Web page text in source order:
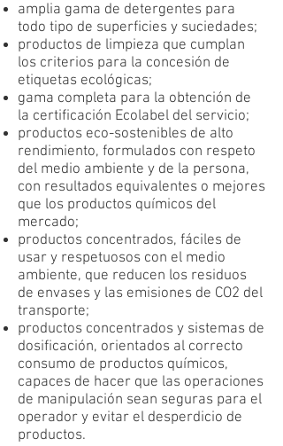
amplia gama de detergentes para
todo tipo de superficies y suciedades;
productos de limpieza que cumplan
los criterios para la concesión de
etiquetas ecológicas;
gama completa para la obtención de
la certificación Ecolabel del servicio;
productos eco-sostenibles de alto
rendimiento, formulados con respeto
del medio ambiente y de la persona,
con resultados equivalentes o mejores
que los productos químicos del
mercado;
productos concentrados, fáciles de
usar y respetuosos con el medio
ambiente, que reducen los residuos
de envases y las emisiones de CO2 del
transporte;
productos concentrados y sistemas de
dosificación, orientados al correcto
consumo de productos químicos,
capaces de hacer que las operaciones
de manipulación sean seguras para el
operador y evitar el desperdicio de
productos.